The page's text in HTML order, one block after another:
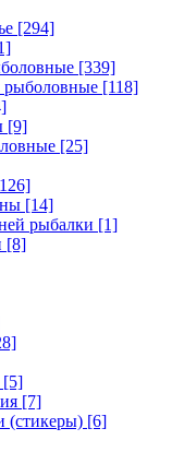
[294]
[339]
рыболовные [118]
[9]
[25]
[14]
рыбалки [1]
[8]
[5]
[7]
(стикеры) [6]